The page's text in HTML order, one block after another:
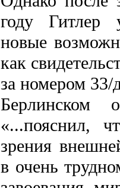
году Гитлер
новые
как
за номером
Берлинском
«...пояснил,
зрения
в очень